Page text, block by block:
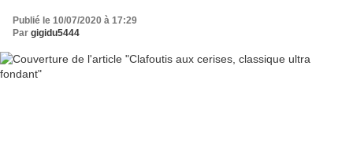
Publié le 10/07/2020 à 17:29
Par gigidu5444